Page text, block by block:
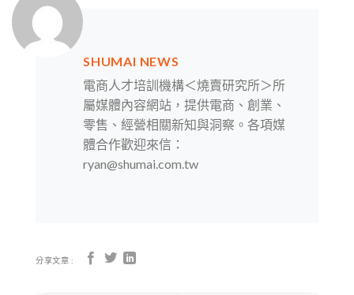
SHUMAI NEWS
電商人才培訓機構＜燒賣研究所＞所
屬媒體內容網站，提供電商、創業、
零售、經營相關新知與洞察。各項媒
體合作歡迎來信：
ryan@shumai.com.tw
分享文章 :